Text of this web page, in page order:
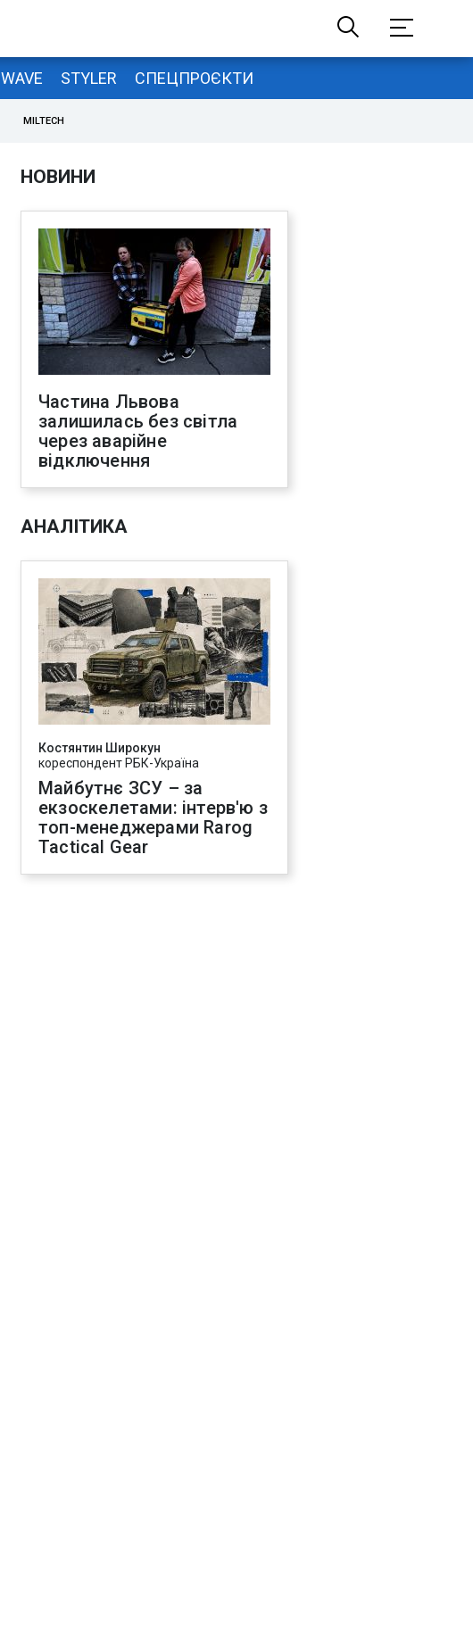
WAVE STYLER СПЕЦПРОЄКТИ
MILTECH
НОВИНИ
Частина Львова
залишилась без світла
через аварійне
відключення
АНАЛІТИКА
Костянтин Широкун
кореспондент РБК-Україна
Майбутнє ЗСУ – за
екзоскелетами: інтерв'ю з
топ-менеджерами Rarog
Tactical Gear